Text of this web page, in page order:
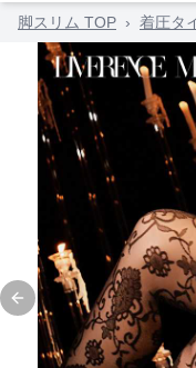
脚スリム TOP › 着圧タ
Previous slide